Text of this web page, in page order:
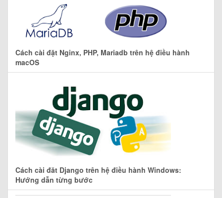
Cách cài đặt Nginx, PHP, Mariadb trên hệ điều hành
macOS
Cách cài đăt Django trên hệ điều hành Windows:
Hướng dẫn từng bước